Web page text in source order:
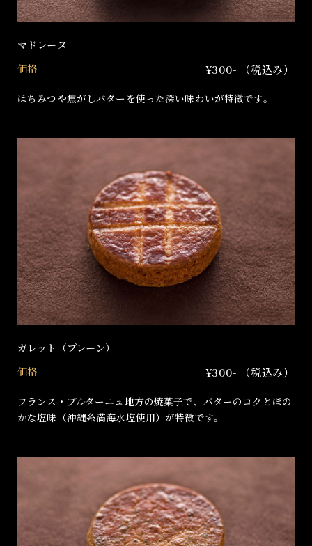
マドレーヌ
価格
¥300- （税込み）
はちみつや焦がしバターを使った深い味わいが特徴です。
ガレット（プレーン）
価格
¥300- （税込み）
フランス・ブルターニュ地方の焼菓子で、バターのコクとほの
かな塩味（沖縄糸満海水塩使用）が特徴です。